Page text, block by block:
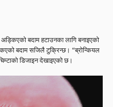
अड्किएको बदाम हटाउनका लागि बनाइएको
बदाम सजिलै टुक्रिन्छ। “ब्रोन्कियल
डिजाइन देखाइएको छ।